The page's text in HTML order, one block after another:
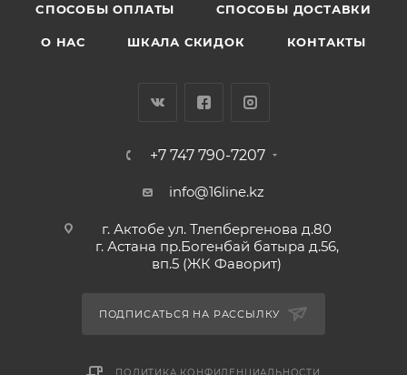
CПОСОБЫ ОПЛАТЫ СПОСОБЫ ДОСТАВКИ
О НАС ШКАЛА СКИДОК КОНТАКТЫ
+7 747 790-7207
info@16line.kz
г. Актобе ул. Тлепбергенова д.80
г. Астана пр.Богенбай батыра д.56,
вп.5 (ЖК Фаворит)
ПОДПИСАТЬСЯ НА РАССЫЛКУ